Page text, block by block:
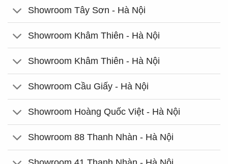
Showroom Tây Sơn - Hà Nội
Showroom Khâm Thiên - Hà Nội
Showroom Khâm Thiên - Hà Nội
Showroom Cầu Giấy - Hà Nội
Showroom Hoàng Quốc Việt - Hà Nội
Showroom 88 Thanh Nhàn - Hà Nội